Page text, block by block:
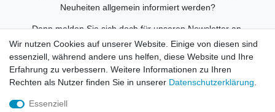
Neuheiten allgemein informiert werden?
Dann melden Sie sich doch für unseren Newsletter an.
Den Link finden Sie nachfolgend:
Newsletteranmeldung!
Wir nutzen Cookies auf unserer Website. Einige von diesen sind
essenziell, während andere uns helfen, diese Website und Ihre
Erfahrung zu verbessern. Weitere Informationen zu Ihren
Rechten als Nutzer finden Sie in unserer Daten­schutz­erklärung
Essenziell